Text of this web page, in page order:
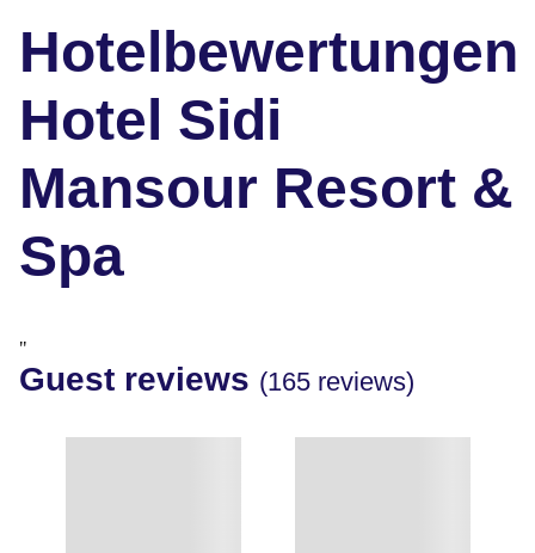
Hotelbewertungen
Hotel Sidi
Mansour Resort &
Spa
"
Guest reviews (165 reviews)